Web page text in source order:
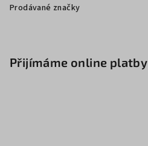
Prodávané značky
Přijímáme online platby